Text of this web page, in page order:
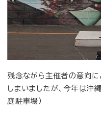
残念ながら主催者の意向に
しまいましたが、今年は沖
庭駐車場）